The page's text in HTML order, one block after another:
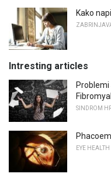
Kako
Intresting articles
SINDROM
EYE HEALTH